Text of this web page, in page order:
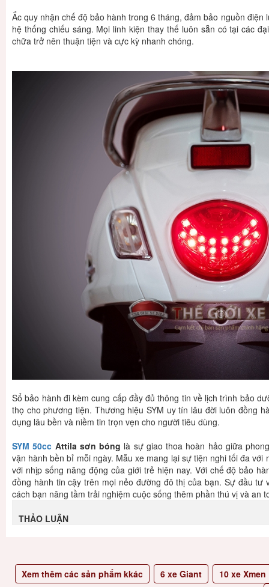
Ắc quy nhận chế độ bảo hành trong 6 tháng, đảm bảo nguồn điện
hệ thống chiếu sáng. Mọi linh kiện thay thế luôn sẵn có tại các
chữa trở nên thuận tiện và cực kỳ nhanh chóng.
Sổ bảo hành đi kèm cung cấp đầy đủ thông tin về lịch trình bảo
thọ cho phương tiện. Thương hiệu SYM uy tín lâu đời luôn đồng
dụng lâu bền và niềm tin trọn vẹn cho người tiêu dùng.
SYM 50cc Attila sơn bóng là sự giao thoa hoàn hảo giữa
vận hành bền bỉ mỗi ngày. Mẫu xe mang lại sự tiện nghi tối đa
với nhịp sống năng động của giới trẻ hiện nay. Với chế độ bảo
đồng hành tin cậy trên mọi nẻo đường đô thị của bạn. Sự đầu
cách bạn nâng tầm trải nghiệm cuộc sống thêm phần thú vị và an
THẢO LUẬN
Xem thêm các sản phẩm kkác 6xe Giant 10xe Xmen